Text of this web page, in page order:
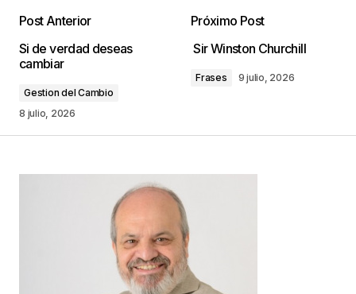
publicada. Los campos obligatorios están
marcados con
Comentario
*
Post Anterior
Si de verdad deseas
cambiar
Gestion del Cambio
8 julio, 2026
Próximo Post
Sir Winston Churchill
Frases 9 julio, 2026